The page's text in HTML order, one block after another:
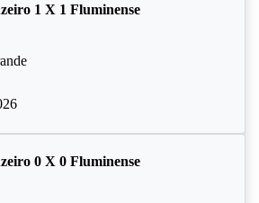
1 X 1 Fluminense
0 X 0 Fluminense